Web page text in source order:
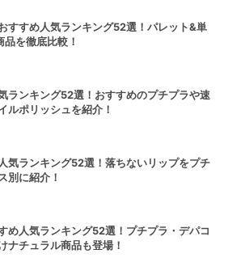
すすめ人気ランキング52選！パレット&単
を徹底比較！
ランキング52選！おすすめのプチプラや速
ルポリッシュを紹介！
気ランキング52選！落ちないリップをプチ
別に紹介！
め人気ランキング52選！プチプラ・デパコ
ナチュラル商品も登場！